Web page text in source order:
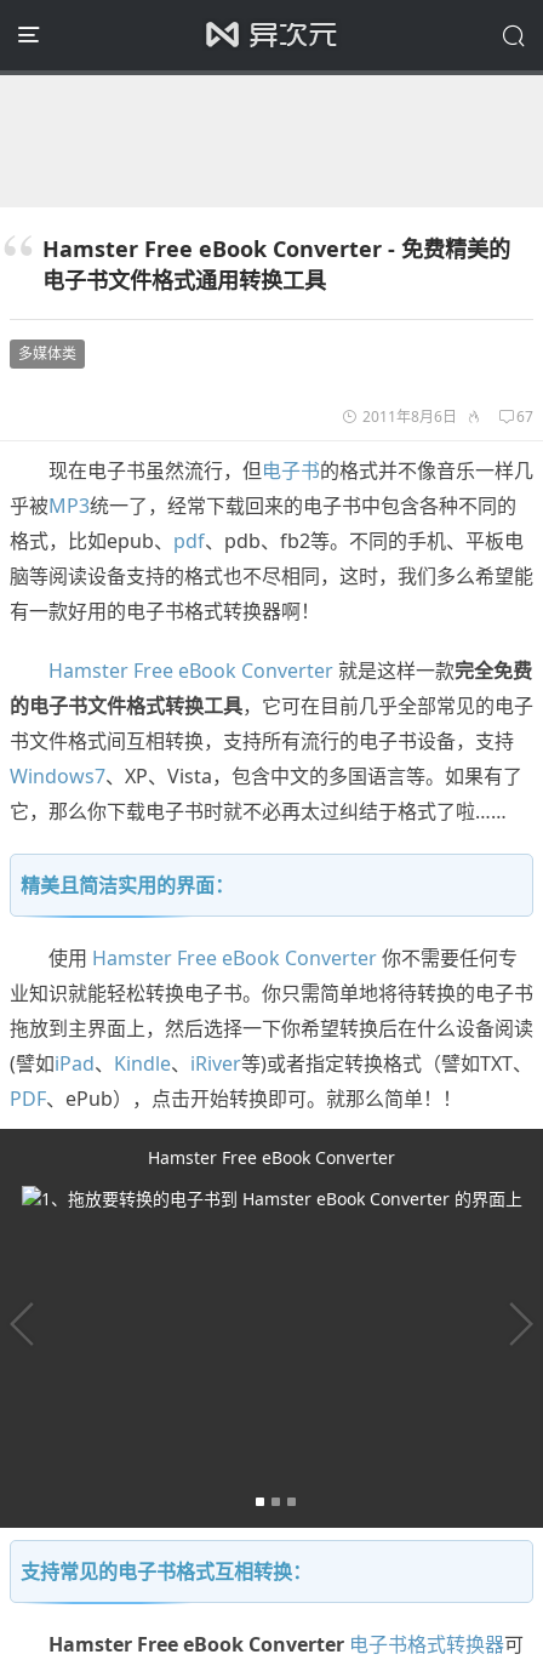
Hamster Free eBook Converter - 免费精美的
电子书文件格式通用转换工具
多媒体类
2011年8月6日 67
现在电子书虽然流行，但电子书的格式并不像音乐一样几
乎被MP3统一了，经常下载回来的电子书中包含各种不同的
格式，比如epub、 pdf、pdb、fb2等。不同的手机、平板电
脑等阅读设备支持的格式也不尽相同，这时，我们多么希望能
有一款好用的电子书格式转换器啊！
Hamster Free eBook Converter就是这样一款完全免费
的电子书文件格式转换工具，它可在目前几乎全部常见的电子
书文件格式间互相转换，支持所有流行的电子书设备，支持
Windows7、XP、Vista，包含中文的多国语言等。如果有了
它，那么你下载电子书时就不必再太过纠结于格式了啦……
精美且简洁实用的界面：
使用 Hamster Free eBook Converter你不需要任何专
业知识就能轻松转换电子书。你只需简单地将待转换的电子书
拖放到主界面上，然后选择一下你希望转换后在什么设备阅读
(譬如iPad、 Kindle、 iRiver等)或者指定转换格式（譬如TXT、
PDF、ePub），点击开始转换即可。就那么简单！！
Hamster Free eBook Converter
1、拖放要转换的电子书到 Hamster eBook Converter 的界面上
支持常见的电子书格式互相转换：
Hamster Free eBook Converter 电子书格式转换器可